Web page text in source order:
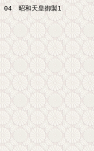
04　昭和天皇御製1
昭和天
参考：桜楓
創樹社発
平成２年10月
おほうなばら
六十五首，同
において発表
昭和天皇の御
因みに，お詠
一万首と云
「山山の色は
りごといかに